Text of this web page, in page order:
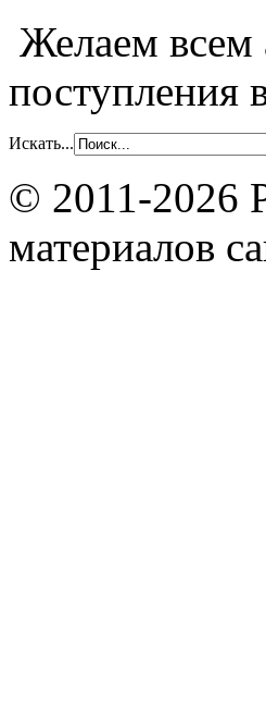
Желаем всем
Искать...
© 2011-2026
материалов